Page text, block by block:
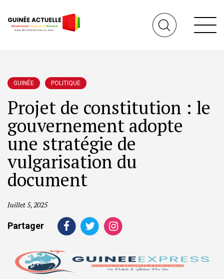
GUINÉE POLITIQUE
Projet de constitution : le
gouvernement adopte
une stratégie de
vulgarisation du
document
Juillet 5, 2025
Partager